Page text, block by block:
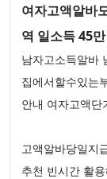
여자고액알바
역 일소득 45
남자고소득알바
집에서할수있는
안내 여자고액
고액알바당일지
추천 빈시간 활